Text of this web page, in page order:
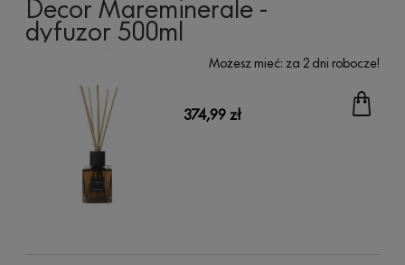
Decor Mareminerale -
dyfuzor 500ml
Możesz mieć: za 2 dni robocze!
374,99 zł